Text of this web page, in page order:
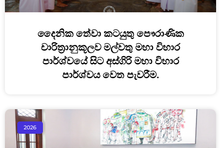
දෛනික තේවා කටයුතු පෞරාණික
චාරිත්‍රානුකූලව මල්වතු මහා විහාර
පාර්ශ්වයේ සිට අස්ගිරි මහා විහාර
පාර්ශ්වය වෙත පැවරීම.
2026